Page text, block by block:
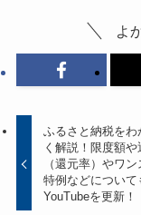
よ
ふるさと納税をわ
く解説！限度額や
（還元率）やワ
特例などについて
YouTubeを更新！